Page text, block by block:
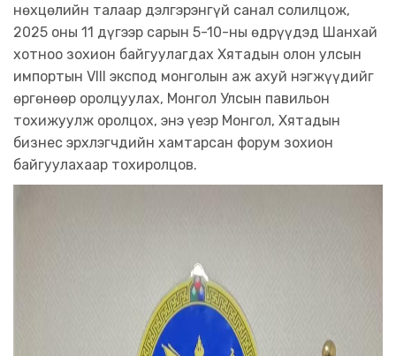
нөхцөлийн талаар дэлгэрэнгүй санал солилцож,
2025 оны 11 дүгээр сарын 5-10-ны өдрүүдэд Шанхай
хотноо зохион байгуулагдах Хятадын олон улсын
импортын VIII экспод монголын аж ахуй нэгжүүдийг
өргөнөөр оролцуулах, Монгол Улсын павильон
тохижуулж оролцох, энэ үеэр Монгол, Хятадын
бизнес эрхлэгчдийн хамтарсан форум зохион
байгуулахаар тохиролцов.